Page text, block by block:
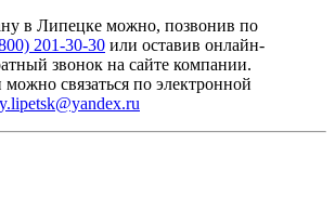
в Липецке можно, позвонив по
201-30-30 или оставив онлайн-
звонок на сайте компании.
связаться по электронной